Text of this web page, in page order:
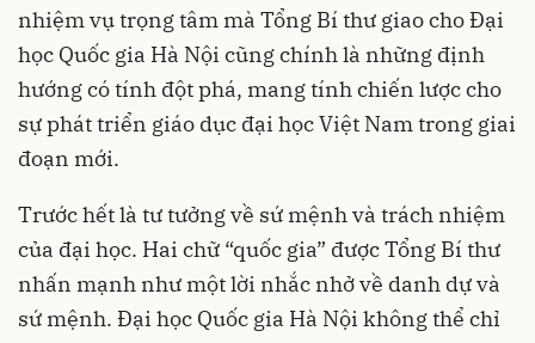
nhiệm vụ trọng tâm mà Tổng Bí thư giao cho Đại
học Quốc gia Hà Nội cũng chính là những định
hướng có tính đột phá, mang tính chiến lược cho
sự phát triển giáo dục đại học Việt Nam trong giai
đoạn mới.
Trước hết là tư tưởng về sứ mệnh và trách nhiệm
của đại học. Hai chữ “quốc gia” được Tổng Bí thư
nhấn mạnh như một lời nhắc nhở về danh dự và
sứ mệnh. Đại học Quốc gia Hà Nội không thể chỉ